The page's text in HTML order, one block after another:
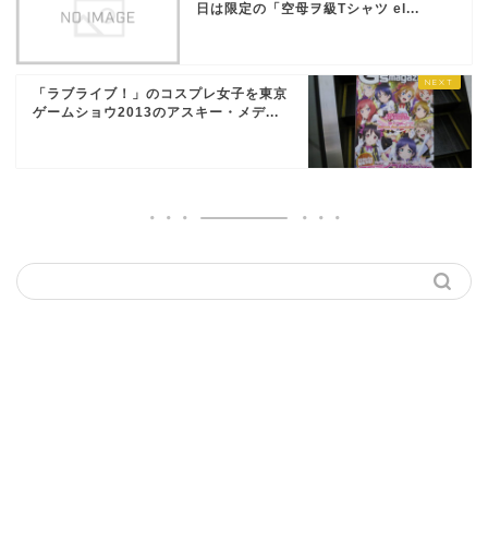
日は限定の「空母ヲ級Tシャツ el...
「ラブライブ！」のコスプレ女子を東京
ゲームショウ2013のアスキー・メデ...